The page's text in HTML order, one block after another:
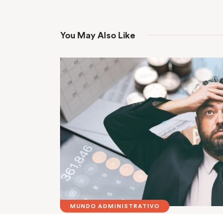
You May Also Like
MUNDO ADMINISTRATIVO